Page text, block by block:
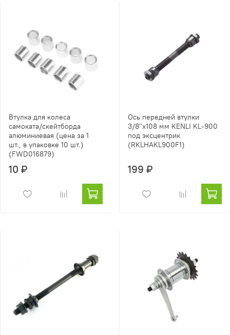
Втулка для колеса
самоката/скейтборда
алюминиевая (цена за 1
шт., в упаковке 10 шт.)
(FWD016879)
10 ₽
Ось передней втулки
3/8"x108 мм KENLI KL-900
под эксцентрик
(RKLHAKL900F1)
199 ₽